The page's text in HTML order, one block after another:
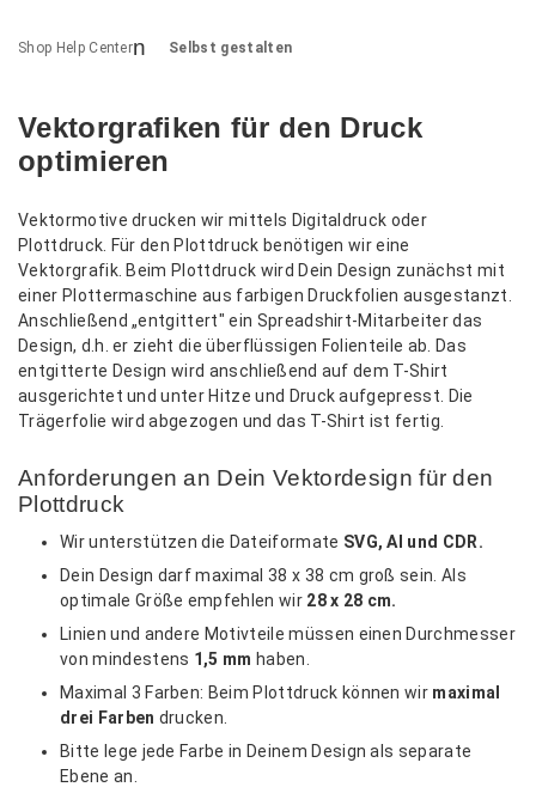
Shop Help Center Selbst gestalten
Vektorgrafiken für den Druck
optimieren
Vektormotive drucken wir mittels Digitaldruck oder
Plottdruck. Für den Plottdruck benötigen wir eine
Vektorgrafik. Beim Plottdruck wird Dein Design zunächst mit
einer Plottermaschine aus farbigen Druckfolien ausgestanzt.
Anschließend „entgittert" ein Spreadshirt-Mitarbeiter das
Design, d.h. er zieht die überflüssigen Folienteile ab. Das
entgitterte Design wird anschließend auf dem T-Shirt
ausgerichtet und unter Hitze und Druck aufgepresst. Die
Trägerfolie wird abgezogen und das T-Shirt ist fertig.
Anforderungen an Dein Vektordesign für den
Plottdruck
Wir unterstützen die Dateiformate SVG, AI und CDR.
Dein Design darf maximal 38 x 38 cm groß sein. Als
optimale Größe empfehlen wir 28 x 28 cm.
Linien und andere Motivteile müssen einen Durchmesser
von mindestens 1,5 mm haben.
Maximal 3 Farben: Beim Plottdruck können wir maximal
drei Farben drucken.
Bitte lege jede Farbe in Deinem Design als separate
Ebene an.